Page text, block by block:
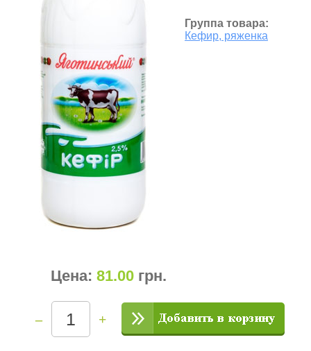
Группа товара:
Кефир, ряженка
Цена: 81.00 грн.
– +